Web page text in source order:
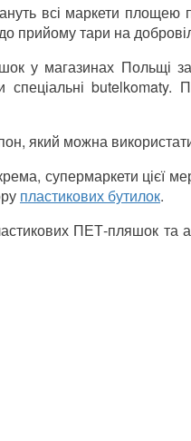
всі маркети
прийому тари на
у магазинах Польщі
спеціальні
який можна
супермаркети цієї
пластикових бутилок.
ПЕТ-пляшок та